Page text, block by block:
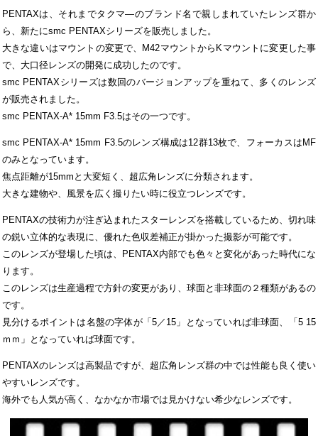
PENTAXは、それまでタクマ―のブランド名で親しまれていたレンズ群か
ら、新たにsmc PENTAXシリーズを販売しました。
大きな違いはマウントの変更で、M42マウントからKマウントに変更した事
で、大口径レンズの開発に成功したのです。
smc PENTAXシリーズは数回のバージョンアップを重ねて、多くのレンズ
が販売されました。
smc PENTAX-A* 15mm F3.5はその一つです。
smc PENTAX-A* 15mm F3.5のレンズ構成は12群13枚で、フォーカスはMF
のみとなっています。
焦点距離が15mmと大変短く、超広角レンズに分類されます。
大きな建物や、風景を広く撮りたい時に役立つレンズです。
PENTAXの技術力が注ぎ込まれたスターレンズを搭載しているため、切れ味
の鋭い立体的な表現に、優れた色収差補正が掛かった撮影が可能です。
このレンズが登場した頃は、PENTAX内部でも色々と変化があった時代にな
ります。
このレンズは生産過程で方針の変更があり、球面と非球面の２種類があるの
です。
見分けるポイントは名盤の字体が「5／15」となっていれば非球面、「5 15
ｍｍ」となっていれば球面です。
PENTAXのレンズは高製品ですが、超広角レンズ群の中では性能も良く使い
やすいレンズです。
海外でも人気が高く、なかなか市場では見かけない希少なレンズです。